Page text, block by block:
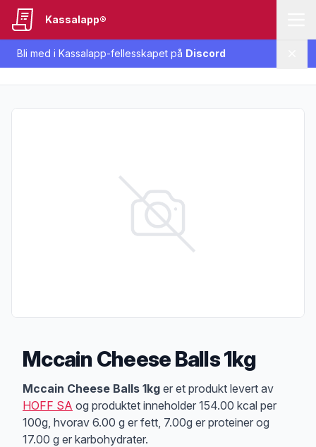
Bli med i Kassalapp-fellesskapet på Discord
Kassalapp®
Mccain Cheese Balls 1kg
Produktbeskrivelse
Mccain Cheese Balls 1kg er et produkt levert av
HOFF SA og produktet inneholder 154.00 kcal per
100g, hvorav 6.00 g er fett, 7.00g er proteiner og
17.00 g er karbohydrater.